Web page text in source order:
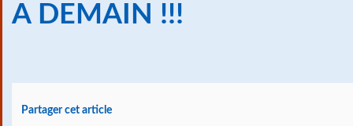
A DEMAIN !!!
Partager cet article